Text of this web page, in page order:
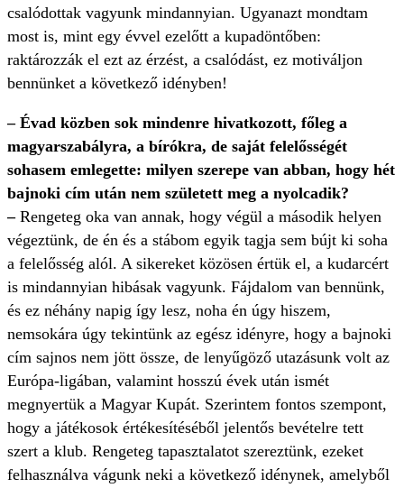
csalódottak vagyunk mindannyian. Ugyanazt mondtam
most is, mint egy évvel ezelőtt a kupadöntőben:
raktározzák el ezt az érzést, a csalódást, ez motiváljon
bennünket a következő idényben!
– Évad közben sok mindenre hivatkozott, főleg a
magyarszabályra, a bírókra, de saját felelősségét
sohasem emlegette: milyen szerepe van abban, hogy hét
bajnoki cím után nem született meg a nyolcadik?
– Rengeteg oka van annak, hogy végül a második helyen
végeztünk, de én és a stábom egyik tagja sem bújt ki soha
a felelősség alól. A sikereket közösen értük el, a kudarcért
is mindannyian hibásak vagyunk. Fájdalom van bennünk,
és ez néhány napig így lesz, noha én úgy hiszem,
nemsokára úgy tekintünk az egész idényre, hogy a bajnoki
cím sajnos nem jött össze, de lenyűgöző utazásunk volt az
Európa-ligában, valamint hosszú évek után ismét
megnyertük a Magyar Kupát. Szerintem fontos szempont,
hogy a játékosok értékesítéséből jelentős bevételre tett
szert a klub. Rengeteg tapasztalatot szereztünk, ezeket
felhasználva vágunk neki a következő idénynek, amelyből